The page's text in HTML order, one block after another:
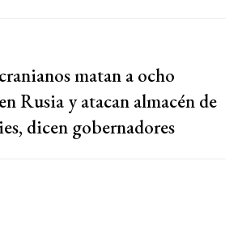
matan a ocho
Rusia y atacan almacén de
dicen gobernadores